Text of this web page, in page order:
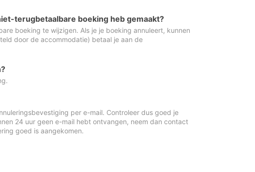
terugbetaalbare boeking heb gemaakt?
boeking te wijzigen. Als je je boeking annuleert, kunnen
door de accommodatie) betaal je aan de
per e-mail. Controleer dus goed je
24 uur geen e-mail hebt ontvangen, neem dan contact
goed is aangekomen.